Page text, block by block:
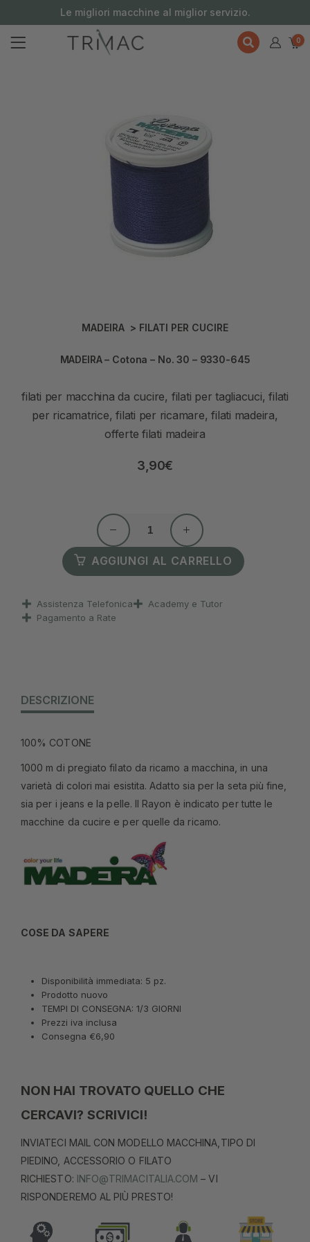
Le migliori macchine al miglior servizio.
0
MADEIRA > FILATI PER CUCIRE
MADEIRA – Cotona – No. 30 – 9330-645
filati per macchina da cucire, filati per tagliacuci, filati
per ricamatrice, filati per ricamare, filati madeira,
offerte filati madeira
3,90€
AGGIUNGI AL CARRELLO
Assistenza Telefonica
Academy e Tutor
Pagamento a Rate
DESCRIZIONE
100% COTONE
1000 m di pregiato filato da ricamo a macchina, in una
varietà di colori mai esistita. Adatto sia per la seta più fine,
sia per i jeans e la pelle. Il Rayon è indicato per tutte le
macchine da cucire e per quelle da ricamo.
COSE DA SAPERE
Disponibilità immediata: 5 pz.
Prodotto nuovo
TEMPI DI CONSEGNA: 1/3 GIORNI
Prezzi iva inclusa
Consegna €6,90
NON HAI TROVATO QUELLO CHE
CERCAVI? SCRIVICI!
INVIATECI MAIL CON MODELLO MACCHINA,TIPO DI
PIEDINO, ACCESSORIO O FILATO
RICHIESTO: INFO@TRIMACITALIA.COM – VI
RISPONDEREMO AL PIÙ PRESTO!